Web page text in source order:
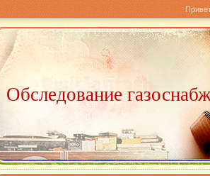
Обследование